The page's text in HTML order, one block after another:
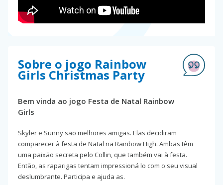
Sobre o jogo Rainbow
Girls Christmas Party
Bem vinda ao jogo Festa de Natal Rainbow
Girls
Skyler e Sunny são melhores amigas. Elas decidiram
comparecer à festa de Natal na Rainbow High. Ambas têm
uma paixão secreta pelo Collin, que também vai à festa.
Então, as raparigas tentam impressioná lo com o seu visual
deslumbrante. Participa e ajuda as.